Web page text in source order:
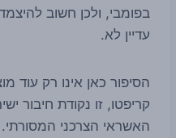
בפומבי, ולכן חשוב
עדיין לא.
הסיפור כאן אינו רק עוד
קריפטו, זו נקודת חיבור
האשראי הצרכני